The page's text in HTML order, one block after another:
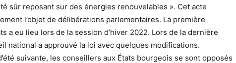
sûr reposant sur des énergies renouvelables ». Cet acte
l’objet de délibérations parlementaires. La première
a eu lieu lors de la session d’hiver 2022. Lors de la dernière
national a approuvé la loi avec quelques modifications.
suivante, les conseillers aux États bourgeois se sont opposés